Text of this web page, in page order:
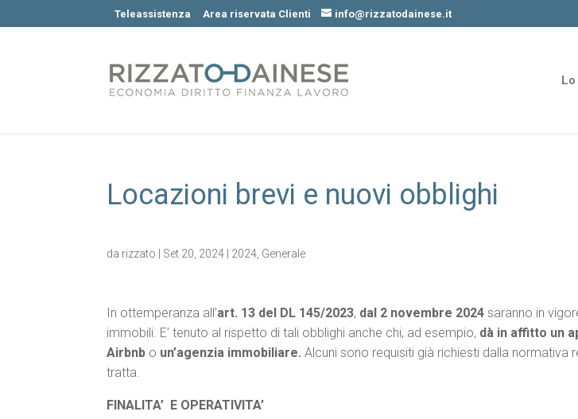
Teleassistenza Area riservata Clienti info@rizzatodainese.it
Locazioni brevi e nuovi obblighi
da rizzato Set 20, 2024 2024 Generale
In ottemperanza all’art. 13 del DL 145/2023, dal 2 novembre 2024 saranno in
immobili. E’ tenuto al rispetto di tali obblighi anche chi, ad esempio, dà in affitto un
Airbnb o un’agenzia immobiliare.Alcuni sono requisiti già richiesti dalla normativa
tratta.
FINALITA’ E OPERATIVITA’